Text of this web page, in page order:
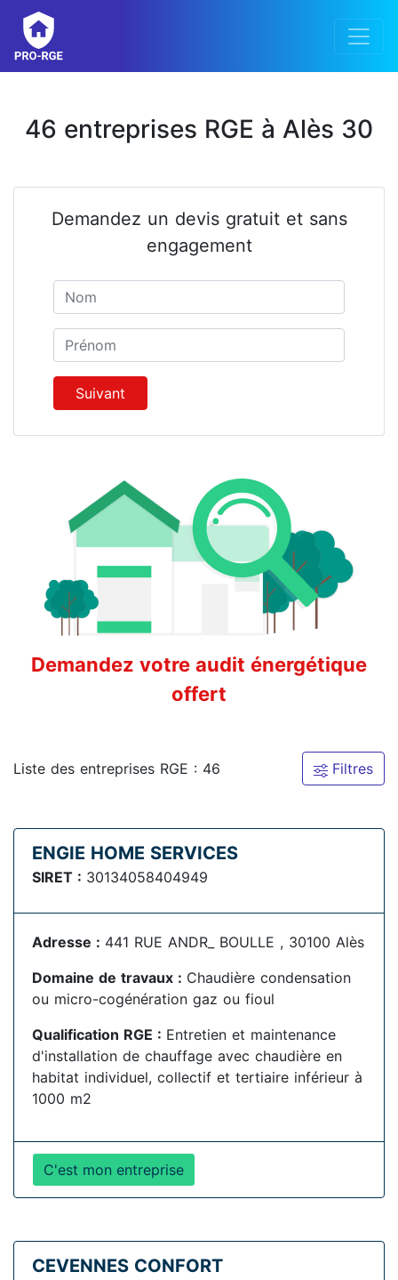
46 entreprises RGE à Alès 30
Demandez un devis gratuit et sans
engagement
Prénom
Suivant
Demandez votre audit énergétique
offert
Liste des entreprises RGE : 46 Filtres
ENGIE HOME SERVICES
SIRET : 30134058404949
Adresse : 441 RUE ANDR_ BOULLE , 30100 Alès
Domaine de travaux : Chaudière condensation
ou micro-cogénération gaz ou fioul
Qualification RGE : Entretien et maintenance
d'installation de chauffage avec chaudière en
habitat individuel, collectif et tertiaire inférieur à
1000 m2
C'est mon entreprise
CEVENNES CONFORT